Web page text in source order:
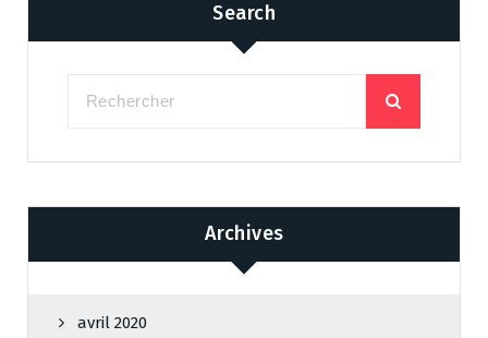
Search
Archives
avril 2020